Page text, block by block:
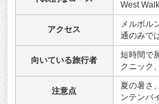
West
アクセス
メルボル
通のみで
向いている旅行者
短時間で
クニック
注意点
夏の暑さ
ンテンバ